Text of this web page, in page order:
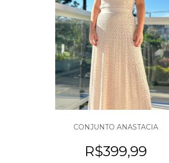
CONJUNTO ANASTACIA
R$399,99